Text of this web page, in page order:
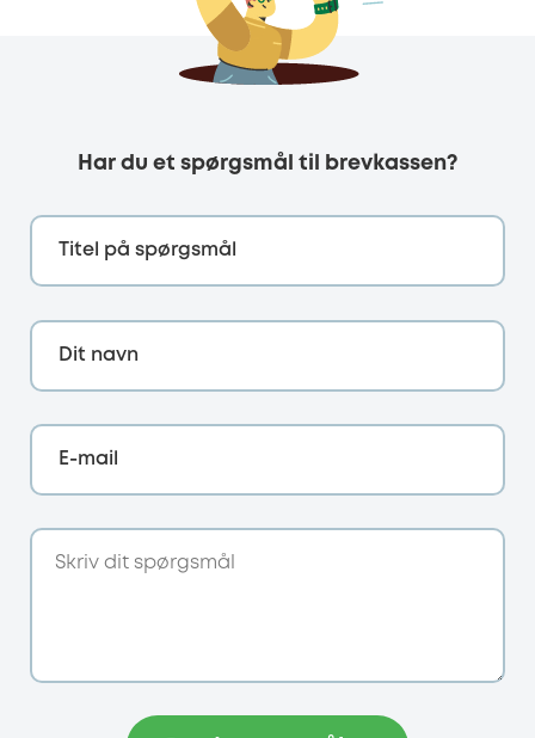
Har du et spørgsmål til brevkassen?
Titel på spørgsmål
Dit navn
E-mail